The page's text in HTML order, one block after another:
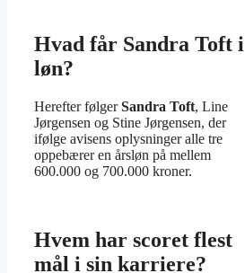
Hvad får Sandra Toft i
løn?
Herefter følgerSandra Toft, Line
Jørgensen og Stine Jørgensen, der
ifølge avisens oplysninger alle tre
oppebærer en årsløn på mellem
600.000 og 700.000 kroner.
Hvem har scoret flest
mål i sin karriere?